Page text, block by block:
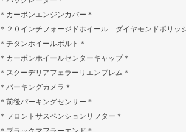
＊カーボンエンジンカバー＊
＊２０インチフォージドホイール ダイヤモンドポリッ
＊チタンホイールボルト＊
＊カーボンホイールセンターキャップ＊
＊スクーデリアフェラーリエンブレム＊
＊パーキングカメラ＊
＊前後パーキングセンサー＊
＊フロントサスペンションリフター＊